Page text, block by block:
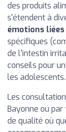
des produits
s'étendent à
émotions
spécifiques
de l'intestin
conseils pour
les adolescents.
Les
Bayonne ou par
de qualité où